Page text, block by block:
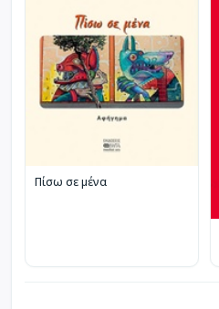
Πίσω σε μένα